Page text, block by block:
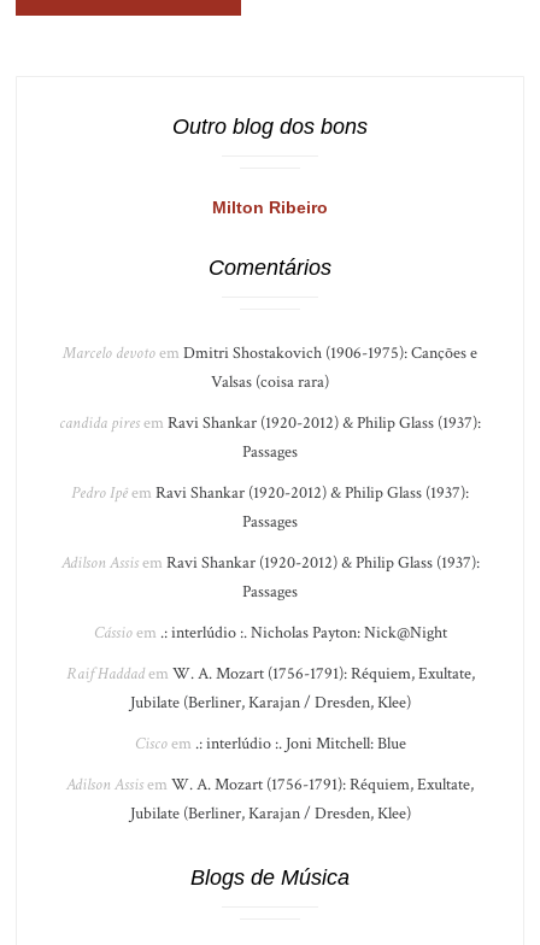
Outro blog dos bons
Milton Ribeiro
Comentários
Marcelo devotoem Dmitri Shostakovich (1906-1975): Canções e
Valsas (coisa rara)
candida piresem Ravi Shankar (1920-2012) & Philip Glass (1937):
Passages
Pedro Ipêem Ravi Shankar (1920-2012) & Philip Glass (1937):
Passages
Adilson Assisem Ravi Shankar (1920-2012) & Philip Glass (1937):
Passages
Cássioem .: interlúdio :. Nicholas Payton: Nick@Night
Raif Haddadem W. A. Mozart (1756-1791): Réquiem, Exultate,
Jubilate (Berliner, Karajan / Dresden, Klee)
Ciscoem .: interlúdio :. Joni Mitchell: Blue
Adilson Assisem W. A. Mozart (1756-1791): Réquiem, Exultate,
Jubilate (Berliner, Karajan / Dresden, Klee)
Blogs de Música